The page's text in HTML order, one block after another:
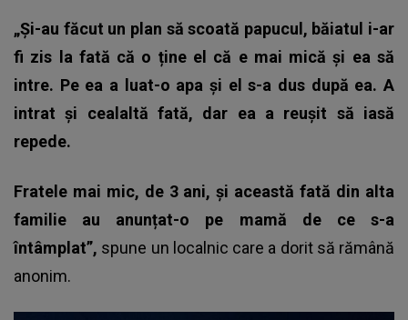
„Și-au făcut un plan să scoată papucul, băiatul i-ar
fi zis la fată că o ține el că e mai mică și ea să
intre. Pe ea a luat-o apa și el s-a dus după ea. A
intrat și cealaltă fată, dar ea a reușit să iasă
repede.
Fratele mai mic, de 3 ani, și această fată din alta
familie au anunțat-o pe mamă de ce s-a
întâmplat”, spune un localnic care a dorit să rămână
anonim.